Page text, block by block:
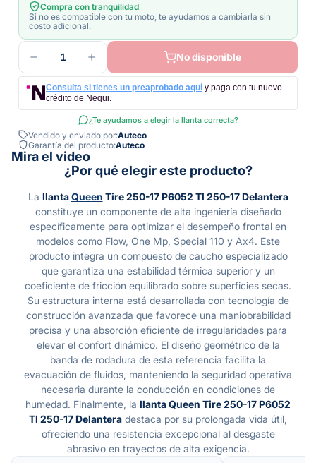
Compra con tranquilidad
Si no es compatible con tu moto, te ayudamos a cambiarla sin
costo adicional.
1 No disponible
Consulta si tienes un preaprobado aquí y paga con tu nuevo
crédito de Nequi.
¿Te ayudamos a elegir la llanta correcta?
Vendido y enviado por:Auteco
Garantía del producto:Auteco
Mira el video
¿Por qué elegir este producto?
La llantaQueen Tire 250-17 P6052 Tl 250-17 Delantera
constituye un componente de alta ingeniería diseñado
específicamente para optimizar el desempeño frontal en
modelos como Flow, One Mp, Special 110 y Ax4. Este
producto integra un compuesto de caucho especializado
que garantiza una estabilidad térmica superior y un
coeficiente de fricción equilibrado sobre superficies secas.
Su estructura interna está desarrollada con tecnología de
construcción avanzada que favorece una maniobrabilidad
precisa y una absorción eficiente de irregularidades para
elevar el confort dinámico. El diseño geométrico de la
banda de rodadura de esta referencia facilita la
evacuación de fluidos, manteniendo la seguridad operativa
necesaria durante la conducción en condiciones de
humedad. Finalmente, la llanta Queen Tire 250-17 P6052
Tl 250-17 Delantera destaca por su prolongada vida útil,
ofreciendo una resistencia excepcional al desgaste
abrasivo en trayectos de alta exigencia.